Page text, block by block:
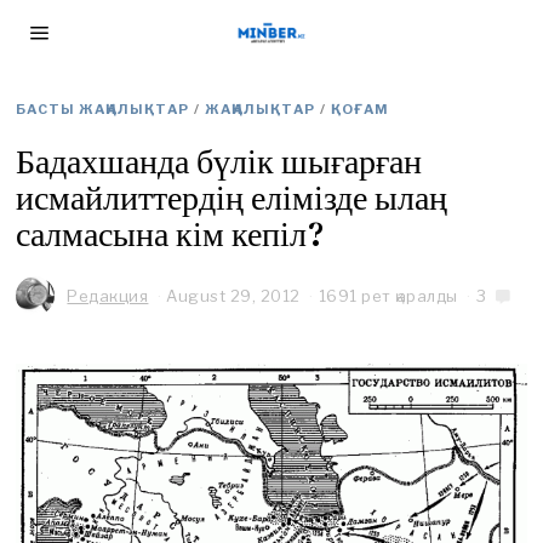
БАСТЫ ЖАҢАЛЫҚТАР / ЖАҢАЛЫҚТАР / ҚОҒАМ
Бадахшанда бүлік шығарған
исмайлиттердің елімізде ылаң
салмасына кім кепіл?
Редакция August 29, 2012
s
t
2
9
,
2
0
1
1691 рет қаралды 3